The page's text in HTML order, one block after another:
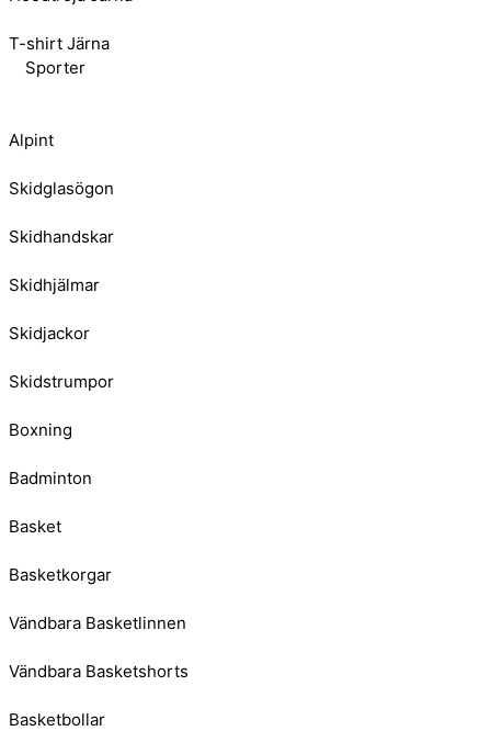
T-shirt Järna
Sporter
Alpint
Skidglasögon
Skidhandskar
Skidhjälmar
Skidjackor
Skidstrumpor
Boxning
Badminton
Basket
Basketkorgar
Vändbara Basketlinnen
Vändbara Basketshorts
Basketbollar